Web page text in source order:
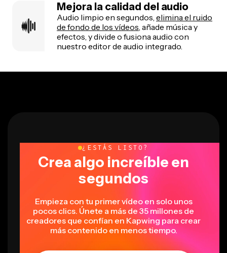
Mejora la calidad del audio
Audio limpio en segundos, elimina el ruido
de fondo de los vídeos, añade música y
efectos, y divide o fusiona audio con
nuestro editor de audio integrado.
¿ESTÁS LISTO?
Crea algo increíble en
segundos
Empieza con tu primer vídeo en solo unos
pocos clics. Únete a más de 35 millones de
creadores que confían en Kapwing para crear
más contenido en menos tiempo.